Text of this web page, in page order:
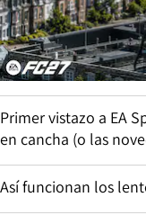
Primer vistazo a EA
en cancha (o las
Así funcionan los